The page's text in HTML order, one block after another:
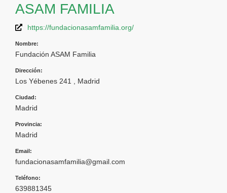
ASAM FAMILIA
https://fundacionasamfamilia.org/
Nombre:
Fundación ASAM Familia
Dirección:
Los Yébenes 241 , Madrid
Ciudad:
Madrid
Provincia:
Madrid
Email:
fundacionasamfamilia@gmail.com
Teléfono:
639881345